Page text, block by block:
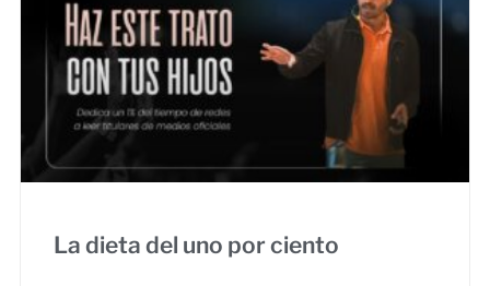
La dieta del uno por ciento